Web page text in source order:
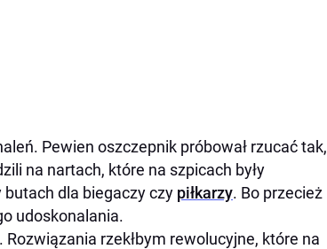
Pewien oszczepnik próbował rzucać tak,
na nartach, które na szpicach były
butach dla biegaczy czy piłkarzy. Bo przecież
udoskonalania.
rzekłbym rewolucyjne, które na